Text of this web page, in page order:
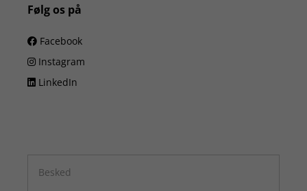
Følg os på
Facebook
Instagram
LinkedIn